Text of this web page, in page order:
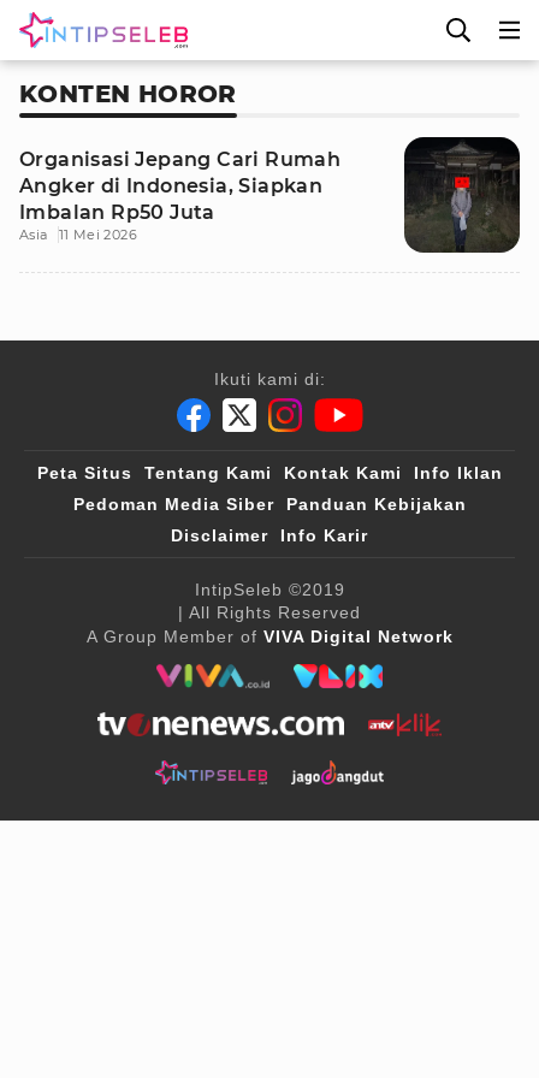
KONTEN HOROR
Organisasi Jepang Cari Rumah
Angker di Indonesia, Siapkan
Imbalan Rp50 Juta
Asia 11 Mei 2026
Ikuti kami di:
Peta Situs Tentang Kami Kontak Kami
Info Iklan
Pedoman Media Siber
Panduan Kebijakan
Disclaimer
Info Karir
IntipSeleb ©2019
| All Rights Reserved
A Group Member of VIVA Digital Network